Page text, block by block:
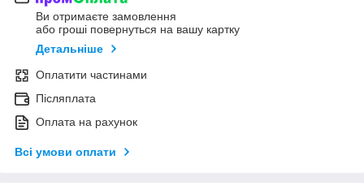
Ви отримаєте замовлення
або гроші повернуться на вашу картку
Детальніше
Оплатити частинами
Післяплата
Оплата на рахунок
Всі умови оплати